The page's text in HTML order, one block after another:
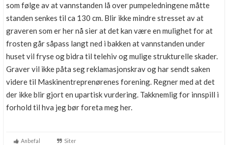
som følge av at vannstanden lå over pumpeledningene måtte
standen senkes til ca 130 cm. Blir ikke mindre stresset av at
graveren som er her nå sier at det kan være en mulighet for at
frosten går såpass langt ned i bakken at vannstanden under
huset vil fryse og bidra til telehiv og mulige strukturelle skader.
Graver vil ikke påta seg reklamasjonskrav og har sendt saken
videre til Maskinentreprenørenes forening. Regner med at det
der ikke blir gjort en upartisk vurdering. Takknemlig for innspill i
forhold til hva jeg bør foreta meg her.
Anbefal Siter